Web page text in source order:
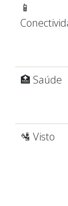
📱
🏥 Saúde
🛂 Visto